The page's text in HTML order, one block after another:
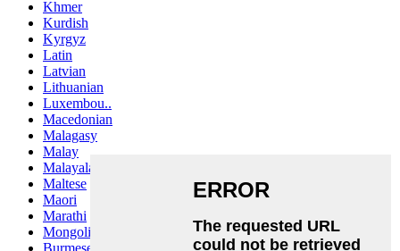
Khmer
Kurdish
Kyrgyz
Latin
Latvian
Lithuanian
Luxembou..
Macedonian
Malagasy
Malay
Malayalam
Maltese
Maori
Marathi
Mongolian